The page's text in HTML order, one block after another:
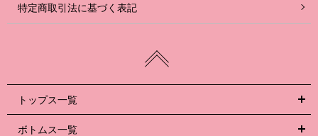
特定商取引法に基づく表記
トップス一覧
ボトムス一覧